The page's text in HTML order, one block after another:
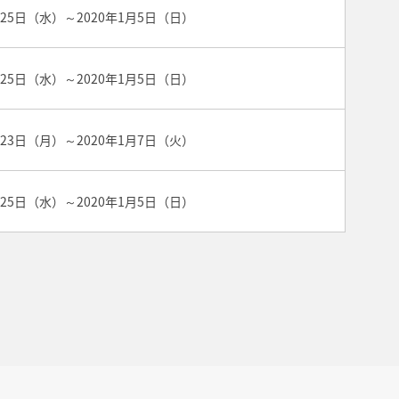
日（水）～2020年1月5日（日）
日（水）～2020年1月5日（日）
日（月）～2020年1月7日（火）
日（水）～2020年1月5日（日）